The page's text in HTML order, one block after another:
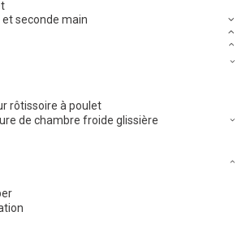
seconde main
rôtissoire à poulet
de chambre froide glissière